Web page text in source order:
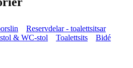
Reservdelar - toalettsitsar
& WC-stol Toalettsits
Bidé